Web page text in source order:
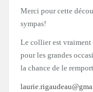
Merci pour cette
sympas!
Le collier est vraiment
pour les grandes
la chance de le